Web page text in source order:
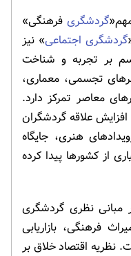
گردشگری فرهنگی»
گردشگری اجتماعی» نیز
بر تجربه و شناخت
تجسمی، معماری،
معاصر تمرکز دارد.
علاقه گردشگران
هنری، جایگاه
از کشورها پیدا کرده
مبانی نظری گردشگری
فرهنگی، بازاریابی
نظریه اقتصاد خلاق بر